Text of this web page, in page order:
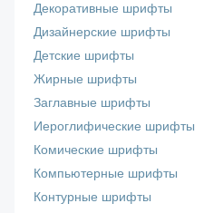
Декоративные шрифты
Дизайнерские шрифты
Детские шрифты
Жирные шрифты
Заглавные шрифты
Иероглифические шрифты
Комические шрифты
Компьютерные шрифты
Контурные шрифты